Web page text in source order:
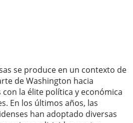
se produce en un contexto de
de Washington hacia
la élite política y económica
En los últimos años, las
han adoptado diversas